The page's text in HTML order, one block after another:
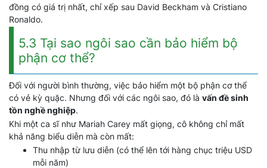
đồng có giá trị nhất, chỉ xếp sau David Beckham và Cristiano
Ronaldo.
5.3 Tại sao ngôi sao cần bảo hiểm bộ
phận cơ thể?
Đối với người bình thường, việc bảo hiểm một bộ phận cơ thể
có vẻ kỳ quặc. Nhưng đối với các ngôi sao, đó là vấn đề sinh
tồn nghề nghiệp.
Khi một ca sĩ như Mariah Carey mất giọng, cô không chỉ mất
khả năng biểu diễn mà còn mất:
Thu nhập từ lưu diễn (có thể lên tới hàng chục triệu USD
mỗi năm)